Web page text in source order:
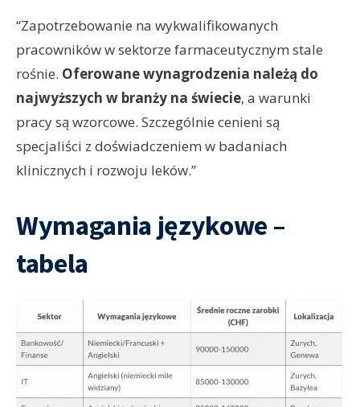
“Zapotrzebowanie na wykwalifikowanych
pracowników w sektorze farmaceutycznym stale
rośnie. Oferowane wynagrodzenia należą do
najwyższych w branży na świecie, a warunki
pracy są wzorcowe. Szczególnie cenieni są
specjaliści z doświadczeniem w badaniach
klinicznych i rozwoju leków.”
Wymagania językowe –
tabela